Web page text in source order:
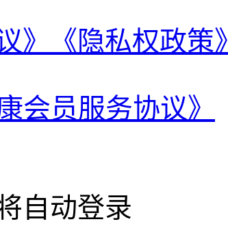
》 《隐私权政策》
会员服务协议》
自动登录